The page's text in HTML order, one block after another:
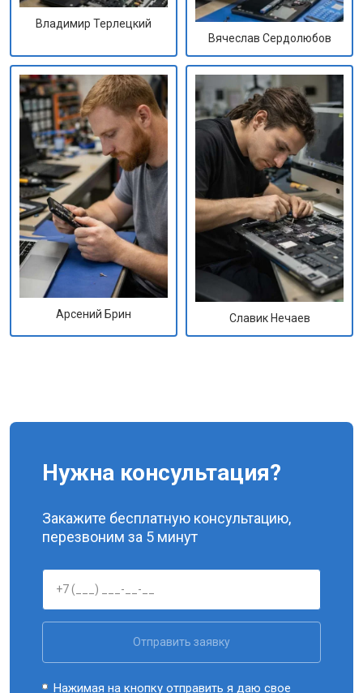
Владимир Терлецкий
Вячеслав Сердолюбов
Арсений Брин Славик Нечаев
Нужна консультация?
Закажите бесплатную консультацию,
перезвоним за 5 минут
Отправить заявку
Нажимая на кнопку отправить я даю свое